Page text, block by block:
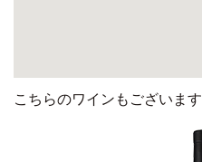
こちらのワインもございます